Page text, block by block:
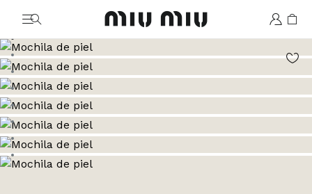
MiuMiu logo
Ver la imagen 1
Ver la imagen 2
Ver la imagen 3
Ver la imagen 4
Ver la imagen 5
Ver la imagen 6
Ver la imagen 7
Ver la imagen 8